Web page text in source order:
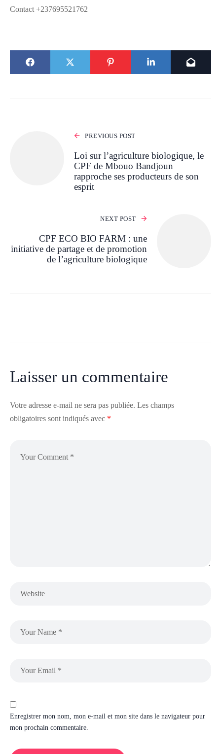
Contact +237695521762
PREVIOUS POST
Loi sur l’agriculture biologique, le
CPF de Mbouo Bandjoun
rapproche ses producteurs de son
esprit
NEXT POST
CPF ECO BIO FARM : une
initiative de partage et de promotion
de l’agriculture biologique
Laisser un commentaire
Votre adresse e-mail ne sera pas publiée. Les champs
obligatoires sont indiqués avec *
Enregistrer mon nom, mon e-mail et mon site dans le navigateur pour
mon prochain commentaire.